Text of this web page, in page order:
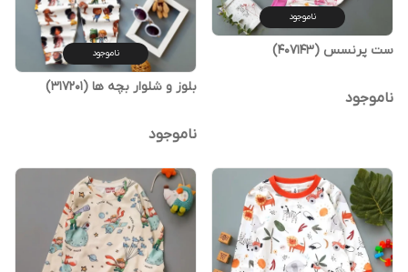
ناموجود
ست پرنسس (407143)
ناموجود
ناموجود
بلوز و شلوار بچه ها (317201)
ناموجود